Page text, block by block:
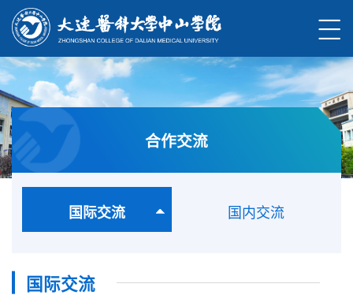
合作交流
国际交流 国内交流
国际交流